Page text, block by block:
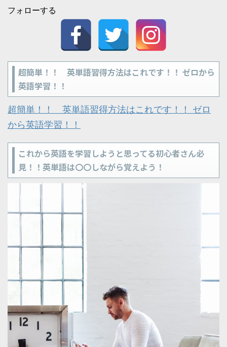
フォローする
超簡単！！ 英単語習得方法はこれです！！ ゼロから
英語学習！！
超簡単！！ 英単語習得方法はこれです！！ ゼロ
から英語学習！！
これから英語を学習しようと思ってる初心者さん必
見！！英単語は〇〇しながら覚えよう！